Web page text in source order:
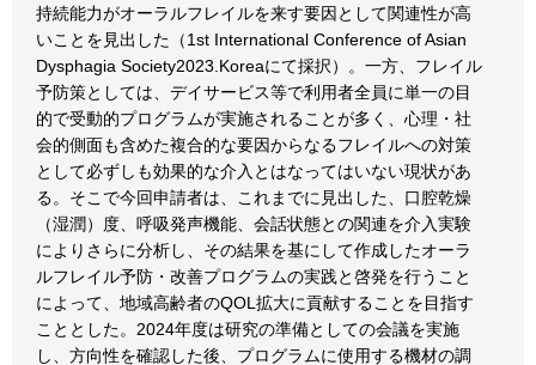
持続能力がオーラルフレイルを来す要因として関連性が高
いことを見出した（1st International Conference of Asian
Dysphagia Society2023.Koreaにて採択）。一方、フレイル
予防策としては、デイサービス等で利用者全員に単一の目
的で受動的プログラムが実施されることが多く、心理・社
会的側面も含めた複合的な要因からなるフレイルへの対策
として必ずしも効果的な介入とはなってはいない現状があ
る。そこで今回申請者は、これまでに見出した、口腔乾燥
（湿潤）度、呼吸発声機能、会話状態との関連を介入実験
によりさらに分析し、その結果を基にして作成したオーラ
ルフレイル予防・改善プログラムの実践と啓発を行うこと
によって、地域高齢者のQOL拡大に貢献することを目指す
こととした。2024年度は研究の準備としての会議を実施
し、方向性を確認した後、プログラムに使用する機材の調